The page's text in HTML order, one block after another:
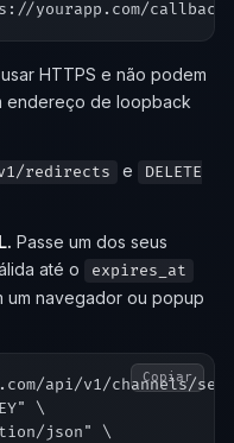
HTTPS e não podem
endereço de loopback
redirects e
DELETE
Passe um dos seus
até o
expires_at
navegador ou popup
api/v1/channels/
\
json" \
Copiar